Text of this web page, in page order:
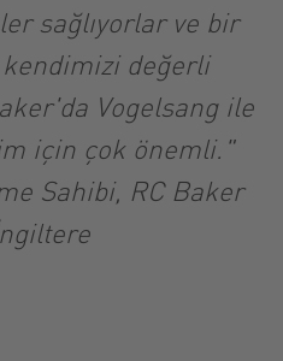
sağlıyorlar ve bir
değerli
Vogelsang ile
için çok önemli."
Sahibi, RC Baker